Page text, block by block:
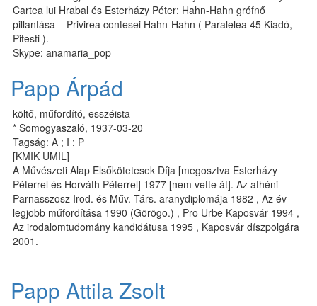
Cartea lui Hrabal és Esterházy Péter: Hahn-Hahn grófnő
pillantása – Privirea contesei Hahn-Hahn ( Paralelea 45 Kiadó,
Pitesti ).
Skype: anamaria_pop
Papp Árpád
költő, műfordító, esszéista
* Somogyaszaló, 1937-03-20
Tagság: A ; I ; P
[KMIK UMIL]
A Művészeti Alap Elsőkötetesek Díja [megosztva Esterházy
Péterrel és Horváth Péterrel] 1977 [nem vette át]. Az athéni
Parnasszosz Irod. és Műv. Társ. aranydiplomája 1982 , Az év
legjobb műfordítása 1990 (Görögo.) , Pro Urbe Kaposvár 1994 ,
Az irodalomtudomány kandidátusa 1995 , Kaposvár díszpolgára
2001.
Papp Attila Zsolt